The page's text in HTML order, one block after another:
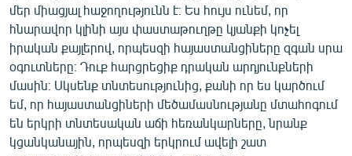
մեր միացյալ հաջողությունն է։ Ես հույս ունեմ, որ
հնարավոր կլինի այս փաստաթուղթը կյանքի կոչել
իրական քայլերով, որպեսզի հայաստանցիները զգան սրա
օգուտները։ Դուք հարցրեցիք դրական արդյունքների
մասին։ Սկսենք տնտեսությունից, քանի որ ես կարծում
եմ, որ հայաստանցիների մեծամասնությանը մտահոգում
են երկրի տնտեսական աճի հեռանկարները, նրանք
կցանկանային, որպեսզի երկրում ավելի շատ